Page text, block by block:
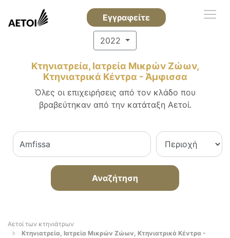
Εγγραφείτε
2022
Κτηνιατρεία, Ιατρεία Μικρών Ζώων,
Κτηνιατρικά Κέντρα - Άμφισσα
Όλες οι επιχειρήσεις από τον κλάδο που
βραβεύτηκαν από την κατάταξη Αετοί.
Αναζήτηση
Αετοί των κτηνιάτρων
Κτηνιατρεία, Ιατρεία Μικρών Ζώων, Κτηνιατρικά Κέντρα -